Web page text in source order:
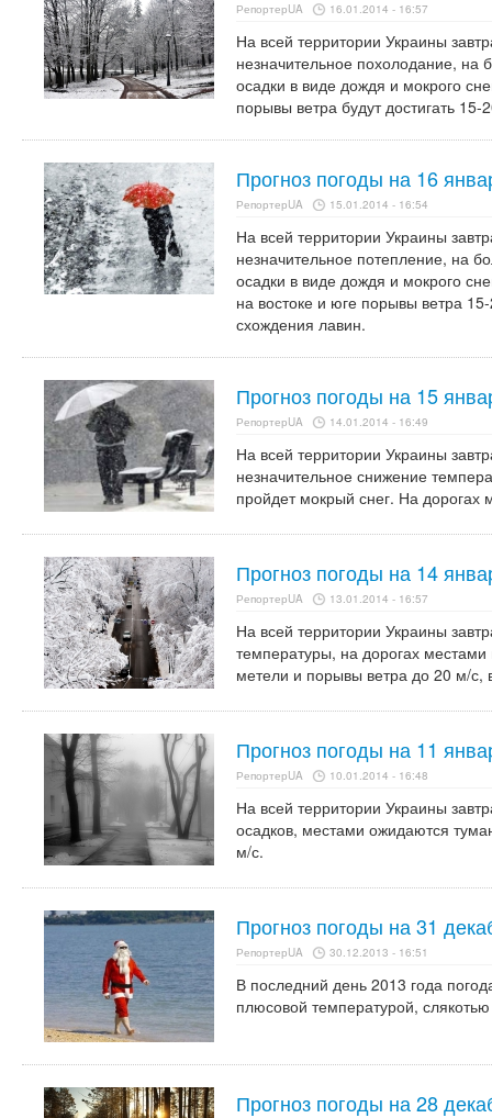
РепортерUA 16.01.2014 - 16:57
На всей территории Украины
незначительное похолодание, на
осадки в виде дождя и мокрого
порывы ветра будут достигать 15-
Прогноз погоды на 16
РепортерUA 15.01.2014 - 16:54
На всей территории Украины
незначительное потепление, на
осадки в виде дождя и мокрого
на востоке и юге порывы ветра
схождения лавин.
Прогноз погоды на 15
РепортерUA 14.01.2014 - 16:49
На всей территории Украины
незначительное снижение
пройдет мокрый снег. На дорогах
Прогноз погоды на 14
РепортерUA 13.01.2014 - 16:57
На всей территории Украины
температуры, на дорогах
метели и порывы ветра до 20 м/с,
Прогноз погоды на 11
РепортерUA 10.01.2014 - 16:48
На всей территории Украины
осадков, местами ожидаются
м/с.
Прогноз погоды на 31
РепортерUA 30.12.2013 - 16:51
В последний день 2013 года
плюсовой температурой,
Прогноз погоды на 28